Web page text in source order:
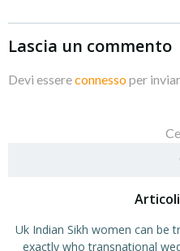
Lascia un commento
Devi essereconnessoper
Uk Indian Sikh women can be
exactly who transnational